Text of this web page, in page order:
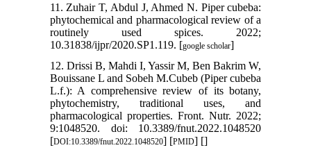
11. Zuhair T, Abdul J, Ahmed N. Piper cubeba:
phytochemical and pharmacological review of a
routinely used spices. 2022;
10.31838/ijpr/2020.SP1.119. [google scholar]
12. Drissi B, Mahdi I, Yassir M, Ben Bakrim W,
Bouissane L and Sobeh M.Cubeb (Piper cubeba
L.f.): A comprehensive review of its botany,
phytochemistry, traditional uses, and
pharmacological properties. Front. Nutr. 2022;
9:1048520. doi: 10.3389/fnut.2022.1048520
[DOI:10.3389/fnut.2022.1048520] [PMID] []